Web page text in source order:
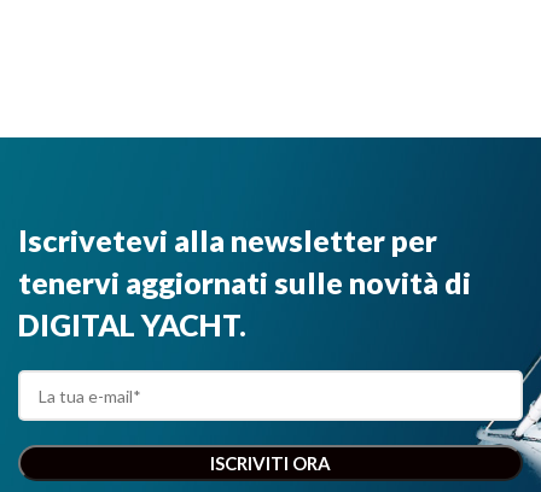
Iscrivetevi alla newsletter per
tenervi aggiornati sulle novità di
DIGITAL YACHT.